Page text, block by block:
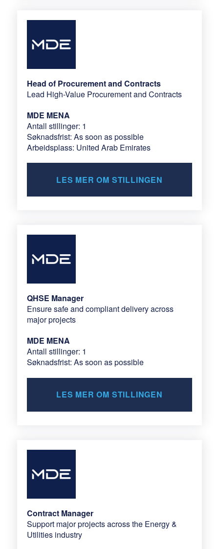
Head of Procurement and Contracts
Lead High-Value Procurement and Contracts
MDE MENA
Antall stillinger: 1
Søknadsfrist: As soon as possible
Arbeidsplass: United Arab Emirates
LES MER OM STILLINGEN
QHSE Manager
Ensure safe and compliant delivery across
major projects
MDE MENA
Antall stillinger: 1
Søknadsfrist: As soon as possible
LES MER OM STILLINGEN
Contract Manager
Support major projects across the Energy &
Utilities industry